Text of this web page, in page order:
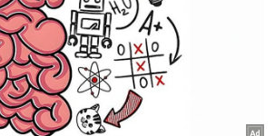
baucar tunai.
jantina anda?